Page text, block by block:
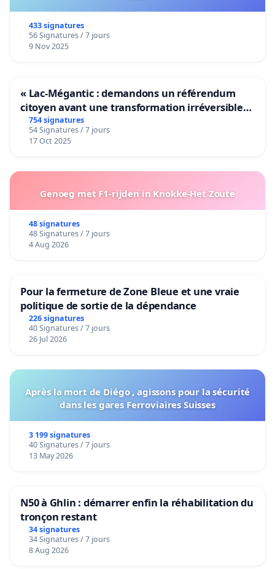
433 signatures
56 Signatures / 7 jours
9 Nov 2025
« Lac-Mégantic : demandons un référendum
citoyen avant une transformation irréversible
de notre territoire »
754 signatures
54 Signatures / 7 jours
17 Oct 2025
Genoeg met F1-rijden in Knokke-Het Zoute
48 signatures
48 Signatures / 7 jours
4 Aug 2026
Pour la fermeture de Zone Bleue et une vraie
politique de sortie de la dépendance
226 signatures
40 Signatures / 7 jours
26 Jul 2026
Après la mort de Diégo , agissons pour la sécurité
dans les gares Ferroviaires Suisses
3 199 signatures
40 Signatures / 7 jours
13 May 2026
N50 à Ghlin : démarrer enfin la réhabilitation du
tronçon restant
34 signatures
34 Signatures / 7 jours
8 Aug 2026